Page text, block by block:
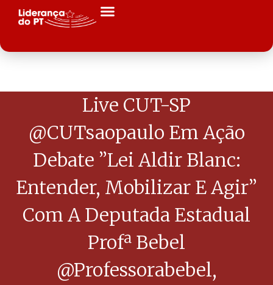
Live CUT-SP
@CUTsaopaulo Em Ação
Debate ”Lei Aldir Blanc:
Entender, Mobilizar E Agir”
Com A Deputada Estadual
Profª Bebel
@professorabebel,